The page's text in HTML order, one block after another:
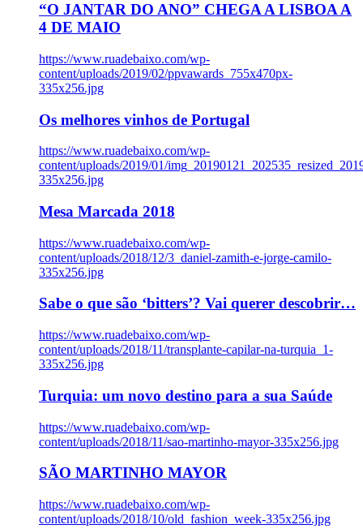
“O JANTAR DO ANO” CHEGA A LISBOA A
4 DE MAIO
https://www.ruadebaixo.com/wp-
content/uploads/2019/02/ppvawards_755x470px-
335x256.jpg
Os melhores vinhos de Portugal
https://www.ruadebaixo.com/wp-
content/uploads/2019/01/
335x256.jpg
Mesa Marcada 2018
https://www.ruadebaixo.com/wp-
content/uploads/2018/12/3_daniel-zamith-e-jorge-camilo-
335x256.jpg
Sabe o que são ‘bitters’? Vai querer descobrir…
https://www.ruadebaixo.com/wp-
content/uploads/2018/11/transplante-capilar-na-turquia_1-
335x256.jpg
Turquia: um novo destino para a sua Saúde
https://www.ruadebaixo.com/wp-
content/uploads/2018/11/sao-martinho-mayor-335x256.jpg
SÃO MARTINHO MAYOR
https://www.ruadebaixo.com/wp-
content/uploads/2018/10/old_fashion_week-335x256.jpg